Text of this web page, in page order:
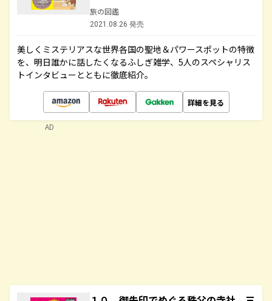
旅の図鑑
2021.08.26 発売
美しくミステリアスな世界各国の聖地＆パワースポットの特徴
を、明日誰かに話したくなるふしぎ雑学、5人のスペシャリス
トインタビューとともに徹底紹介。
詳細を見る
AD